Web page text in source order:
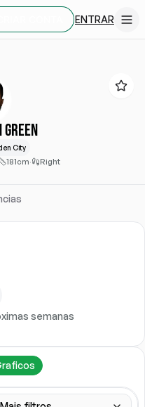
ENTRAR
Green
City
181cm· Right
semanas